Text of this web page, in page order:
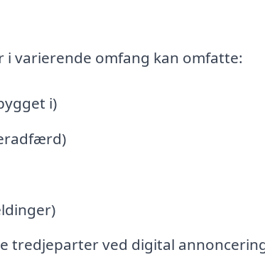
varierende omfang kan omfatte:
i)
tredjeparter ved digital